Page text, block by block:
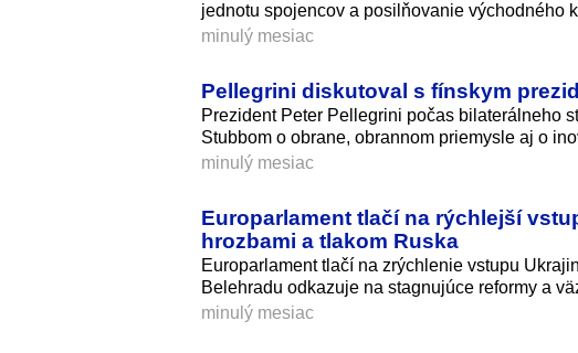
jednotu spojencov a posilňovanie východného
minulý mesiac
Pellegrini diskutoval s fínskym
Prezident Peter Pellegrini počas bilaterálneho
Stubbom o obrane, obrannom priemysle aj o
minulý mesiac
Europarlament tlačí na rýchlejší
hrozbami a tlakom Ruska
Europarlament tlačí na zrýchlenie vstupu
Belehradu odkazuje na stagnujúce reformy a
minulý mesiac